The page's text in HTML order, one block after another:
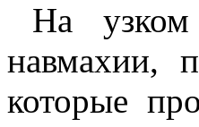
На
навмахии,
которые